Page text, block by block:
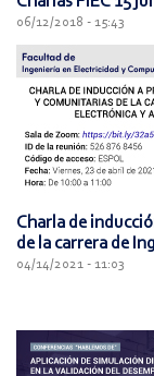
06/12/2018 - 15:43
Charla de
de la carrera de
04/14/2021 - 11:03